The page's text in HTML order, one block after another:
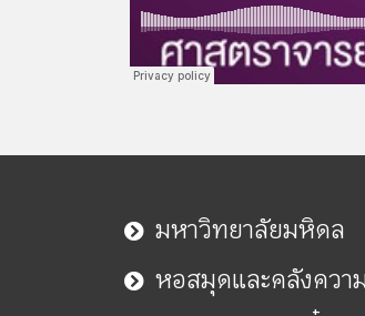
มหาวิทยาลัยมหิดล
หอสมุดและคลังคว